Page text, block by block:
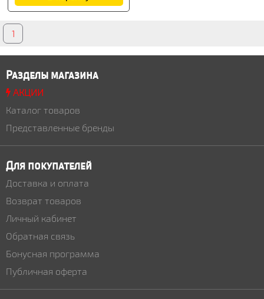
1
Разделы магазина
АКЦИИ
Каталог товаров
Представленные бренды
Для покупателей
Доставка и оплата
Возврат товаров
Личный кабинет
Обратная связь
Бонусная программа
Публичная оферта